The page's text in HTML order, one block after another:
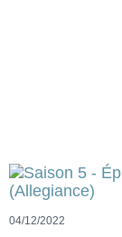
04/12/2022